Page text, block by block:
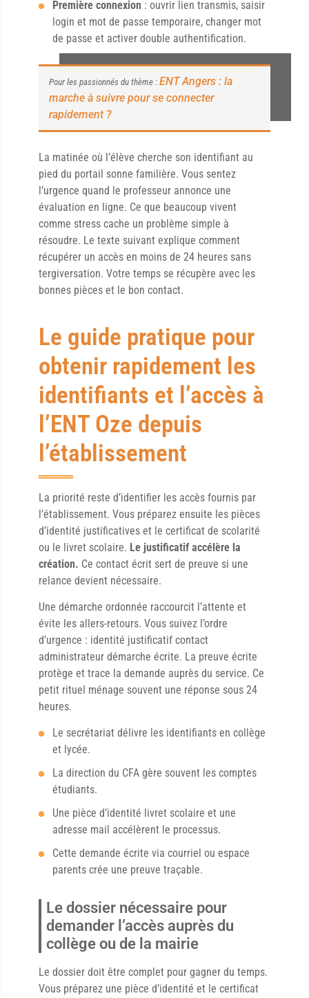
Première connexion : ouvrir lien transmis, saisir
login et mot de passe temporaire, changer mot
de passe et activer double authentification.
Pour les passionnés du thème : ENT Angers : la
marche à suivre pour se connecter
rapidement ?
La matinée où l’élève cherche son identifiant au
pied du portail sonne familière. Vous sentez
l’urgence quand le professeur annonce une
évaluation en ligne. Ce que beaucoup vivent
comme stress cache un problème simple à
résoudre. Le texte suivant explique comment
récupérer un accès en moins de 24 heures sans
tergiversation. Votre temps se récupère avec les
bonnes pièces et le bon contact.
Le guide pratique pour
obtenir rapidement les
identifiants et l’accès à
l’ENT Oze depuis
l’établissement
La priorité reste d’identifier les accès fournis par
l’établissement. Vous préparez ensuite les pièces
d’identité justificatives et le certificat de scolarité
ou le livret scolaire. Le justificatif accélère la
création. Ce contact écrit sert de preuve si une
relance devient nécessaire.
Une démarche ordonnée raccourcit l’attente et
évite les allers-retours. Vous suivez l’ordre
d’urgence : identité justificatif contact
administrateur démarche écrite. La preuve écrite
protège et trace la demande auprès du service. Ce
petit rituel ménage souvent une réponse sous 24
heures.
Le secrétariat délivre les identifiants en collège
et lycée.
La direction du CFA gère souvent les comptes
étudiants.
Une pièce d’identité livret scolaire et une
adresse mail accélèrent le processus.
Cette demande écrite via courriel ou espace
parents crée une preuve traçable.
Le dossier nécessaire pour
demander l’accès auprès du
collège ou de la mairie
Le dossier doit être complet pour gagner du temps.
Vous préparez une pièce d’identité et le certificat